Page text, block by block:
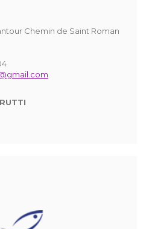
Chemin de Saint Roman